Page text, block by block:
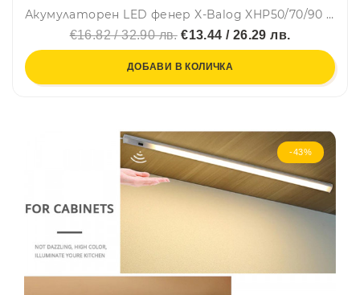
Акумулаторен LED фенер X-Balog XHP50/70/90 ZOOM, 5 режима на работа, издръжлив, водоустойчив
€16.82 / 32.90 лв.€13.44 / 26.29 лв.
ДОБАВИ В КОЛИЧКА
-43%